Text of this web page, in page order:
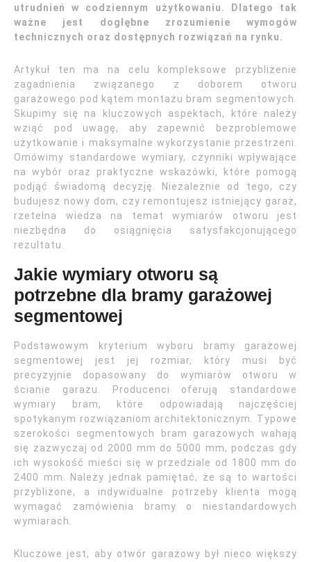
utrudnień w codziennym użytkowaniu. Dlatego tak
ważne jest dogłębne zrozumienie wymogów
technicznych oraz dostępnych rozwiązań na rynku.
Artykuł ten ma na celu kompleksowe przybliżenie
zagadnienia związanego z doborem otworu
garażowego pod kątem montażu bram segmentowych.
Skupimy się na kluczowych aspektach, które należy
wziąć pod uwagę, aby zapewnić bezproblemowe
użytkowanie i maksymalne wykorzystanie przestrzeni.
Omówimy standardowe wymiary, czynniki wpływające
na wybór oraz praktyczne wskazówki, które pomogą
podjąć świadomą decyzję. Niezależnie od tego, czy
budujesz nowy dom, czy remontujesz istniejący garaż,
rzetelna wiedza na temat wymiarów otworu jest
niezbędna do osiągnięcia satysfakcjonującego
rezultatu.
Jakie wymiary otworu są
potrzebne dla bramy garażowej
segmentowej
Podstawowym kryterium wyboru bramy garażowej
segmentowej jest jej rozmiar, który musi być
precyzyjnie dopasowany do wymiarów otworu w
ścianie garażu. Producenci oferują standardowe
wymiary bram, które odpowiadają najczęściej
spotykanym rozwiązaniom architektonicznym. Typowe
szerokości segmentowych bram garażowych wahają
się zazwyczaj od 2000 mm do 5000 mm, podczas gdy
ich wysokość mieści się w przedziale od 1800 mm do
2400 mm. Należy jednak pamiętać, że są to wartości
przybliżone, a indywidualne potrzeby klienta mogą
wymagać zamówienia bramy o niestandardowych
wymiarach.
Kluczowe jest, aby otwór garażowy był nieco większy